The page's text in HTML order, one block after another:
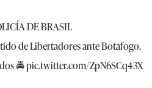
DE BRASIL
de Libertadores ante Botafogo.
🚔pic.twitter.com/ZpN6SCq43X